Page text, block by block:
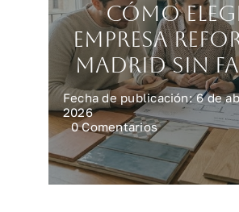
Cómo
empresa
Madrid sin
Fecha de publicación: 6 de
2026
0 Comentarioson
Cómo
elegir
empresa
reformas